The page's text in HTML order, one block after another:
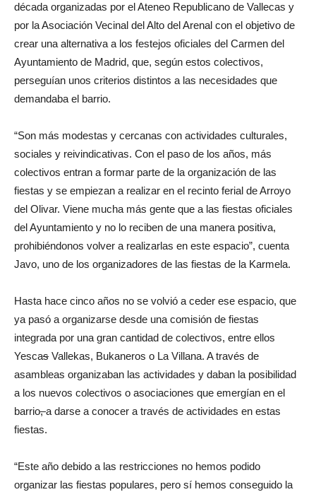
década organizadas por el Ateneo Republicano de Vallecas y
por la Asociación Vecinal del Alto del Arenal con el objetivo de
crear una alternativa a los festejos oficiales del Carmen del
Ayuntamiento de Madrid, que, según estos colectivos,
perseguían unos criterios distintos a las necesidades que
demandaba el barrio.
“Son más modestas y cercanas con actividades culturales,
sociales y reivindicativas. Con el paso de los años, más
colectivos entran a formar parte de la organización de las
fiestas y se empiezan a realizar en el recinto ferial de Arroyo
del Olivar. Viene mucha más gente que a las fiestas oficiales
del Ayuntamiento y no lo reciben de una manera positiva,
prohibiéndonos volver a realizarlas en este espacio”, cuenta
Javo, uno de los organizadores de las fiestas de la Karmela.
Hasta hace cinco años no se volvió a ceder ese espacio, que
ya pasó a organizarse desde una comisión de fiestas
integrada por una gran cantidad de colectivos, entre ellos
Yescas Vallekas, Bukaneros o La Villana. A través de
asambleas organizaban las actividades y daban la posibilidad
a los nuevos colectivos o asociaciones que emergían en el
barrio,a darse a conocer a través de actividades en estas
fiestas.
“Este año debido a las restricciones no hemos podido
organizar las fiestas populares, pero sí hemos conseguido la